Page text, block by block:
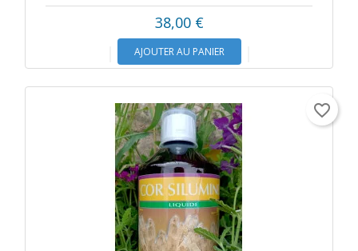
38,00 €
AJOUTER AU PANIER
favorite_border